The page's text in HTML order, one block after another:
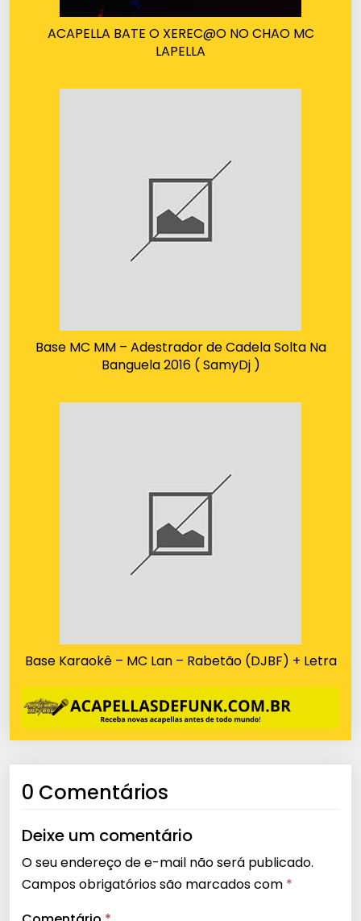
ACAPELLA BATE O XEREC@O NO CHAO MC
LAPELLA
Base MC MM – Adestrador de Cadela Solta Na
Banguela 2016 ( SamyDj )
Base Karaokê – MC Lan – Rabetão (DJBF) + Letra
0 Comentários
Deixe um comentário
O seu endereço de e-mail não será publicado.
Campos obrigatórios são marcados com *